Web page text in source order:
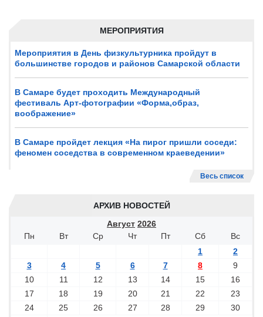
МЕРОПРИЯТИЯ
Мероприятия в День физкультурника пройдут в
большинстве городов и районов Самарской области
В Самаре будет проходить Международный
фестиваль Арт-фотографии «Форма,образ,
воображение»
В Самаре пройдет лекция «На пирог пришли соседи:
феномен соседства в современном краеведении»
Весь список
АРХИВ НОВОСТЕЙ
Август 2026
Пн
Вт Ср Чт Пт Сб
Вс
1
2
3
4 5 6 7 8
9
10
11 12 13 14 15
16
17
18 19 20 21 22
23
24
25 26 27 28 29 30